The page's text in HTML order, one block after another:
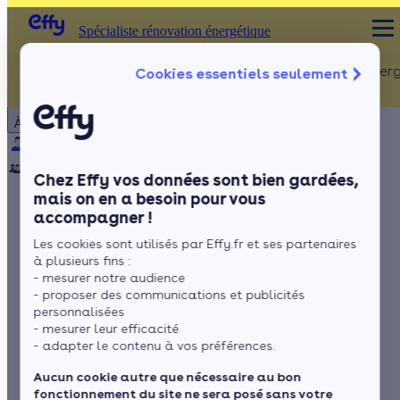
Cookies essentiels seulement
Chez Effy vos données sont bien gardées,
mais on en a besoin pour vous
accompagner !
Les cookies sont utilisés par Effy.fr et ses partenaires
à plusieurs fins :
- mesurer notre audience
- proposer des communications et publicités
personnalisées
- mesurer leur efficacité
- adapter le contenu à vos préférences.
Aucun cookie autre que nécessaire au bon
fonctionnement du site ne sera posé sans votre
À propos
Notre équipe
Rejoignez-nous Presse
Spécialiste rénovation énergétique Rénovation
Murs
Sols
Spécialiste rénovation énergétique
Vague de chaleur :
les bons réflexes
pour rester au frais
L'équipe de rédaction 3 min de lecture